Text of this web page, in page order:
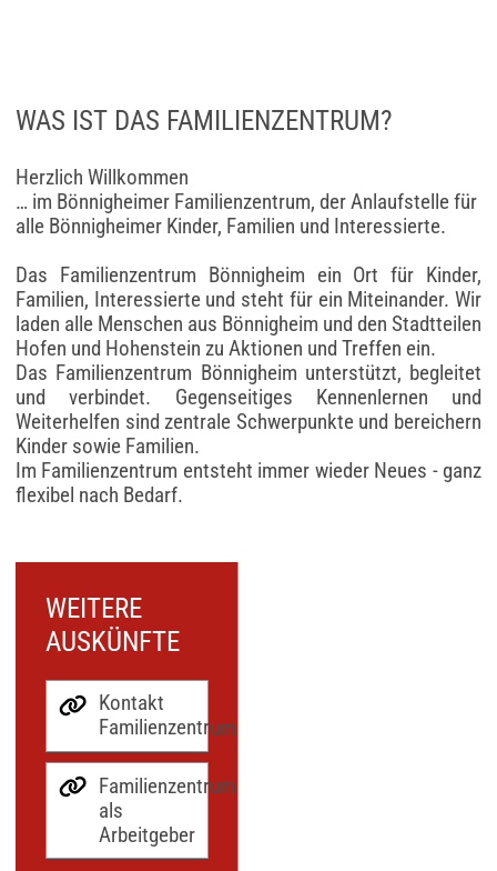
WAS IST DAS FAMILIENZENTRUM?
Herzlich Willkommen
… im Bönnigheimer Familienzentrum, der Anlaufstelle für
alle Bönnigheimer Kinder, Familien und Interessierte.
Das Familienzentrum Bönnigheim ein Ort für Kinder,
Familien, Interessierte und steht für ein Miteinander. Wir
laden alle Menschen aus Bönnigheim und den Stadtteilen
Hofen und Hohenstein zu Aktionen und Treffen ein.
Das Familienzentrum Bönnigheim unterstützt, begleitet
und verbindet. Gegenseitiges Kennenlernen und
Weiterhelfen sind zentrale Schwerpunkte und bereichern
Kinder sowie Familien.
Im Familienzentrum entsteht immer wieder Neues - ganz
flexibel nach Bedarf.
WEITERE
AUSKÜNFTE
Kontakt
Familienzentrum
Familienzentrum
als
Arbeitgeber